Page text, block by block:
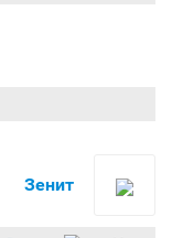
Зенит